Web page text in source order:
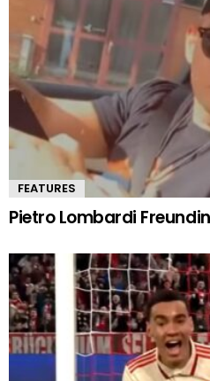
FEATURES
Pietro Lombardi